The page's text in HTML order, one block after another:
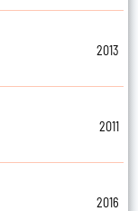
2013
2011
2016